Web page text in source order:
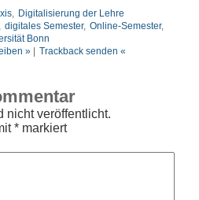
,
Digitalisierung der Lehre
digitales Semester, Online-Semester,
Bonn
» | Trackback senden «
nicht veröffentlicht.
*markiert